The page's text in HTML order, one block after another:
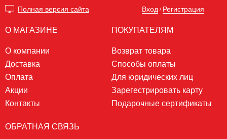
Полная версия сайта Вход / Регистрация
О МАГАЗИНЕ
О компании
Доставка
Оплата
Акции
Контакты
ПОКУПАТЕЛЯМ
Возврат товара
Способы оплаты
Для юридических лиц
Зарегестрировать карту
Подарочные сертификаты
ОБРАТНАЯ СВЯЗЬ